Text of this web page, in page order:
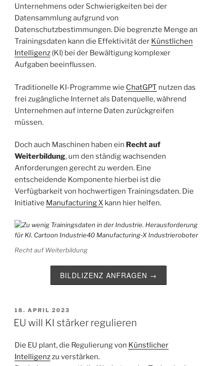
Unternehmens oder Schwierigkeiten bei der
Datensammlung aufgrund von
Datenschutzbestimmungen. Die begrenzte Menge an
Trainingsdaten kann die Effektivität der Künstlichen
Intelligenz (KI) bei der Bewältigung komplexer
Aufgaben beeinflussen.
Traditionelle KI-Programme wie ChatGPT nutzen das
frei zugängliche Internet als Datenquelle, während
Unternehmen auf interne Daten zurückgreifen
müssen.
Doch auch Maschinen haben ein Recht auf
Weiterbildung, um den ständig wachsenden
Anforderungen gerecht zu werden. Eine
entscheidende Komponente hierbei ist die
Verfügbarkeit von hochwertigen Trainingsdaten. Die
Initiative Manufacturing X kann hier helfen.
Recht auf Weiterbildung
BILDLIZENZ ANFRAGEN →
VERÖFFENTLICHT
AM
18. APRIL 2023
EU will KI stärker regulieren
Die EU plant, die Regulierung von Künstlicher
Intelligenzzu verstärken.